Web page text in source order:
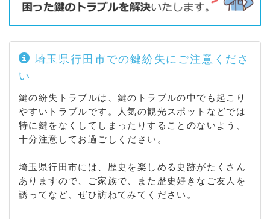
埼玉県行田市での鍵紛失にご注意くださ
い
鍵の紛失トラブルは、鍵のトラブルの中でも起こり
やすいトラブルです。人気の観光スポットなどでは
特に鍵をなくしてしまったりすることのないよう、
十分注意してお過ごしください。
埼玉県行田市には、歴史を楽しめる史跡がたくさん
ありますので、ご家族で、また歴史好きなご友人を
誘ってなど、ぜひ訪ねてみてください。